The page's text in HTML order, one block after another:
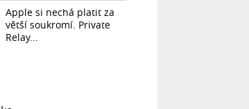
Apple si nechá platit za
větší soukromí. Private
Relay...